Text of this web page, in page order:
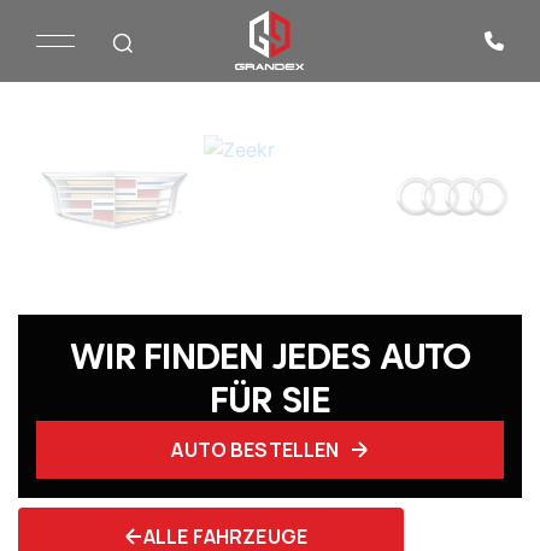
WIR FINDEN JEDES AUTO
FÜR SIE
AUTO BESTELLEN
ALLE FAHRZEUGE